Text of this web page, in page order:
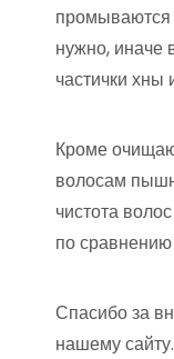
нужно, иначе
частички хны
Кроме
волосам
чистота
по
Спасибо за
нашему